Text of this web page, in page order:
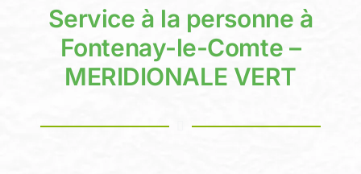
Service à la personne à
Fontenay-le-Comte –
MERIDIONALE VERT